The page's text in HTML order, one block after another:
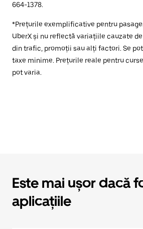
664-1378.
*Prețurile exemplificative pentru
UberX și nu reflectă variațiile cauzate
din trafic, promoții sau alți factori. Se
taxe minime. Prețurile reale pentru
pot varia.
Este mai ușor dacă
aplicațiile